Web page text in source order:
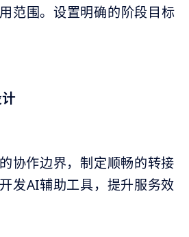
范围。设置明确的阶段目标
协作边界，制定顺畅的转接
发AI辅助工具，提升服务效